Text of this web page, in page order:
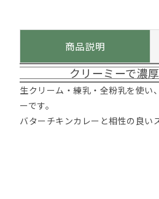
商品説明
クリーミーで濃
生クリーム・練乳・全粉乳を使い
ーです。
バターチキンカレーと相性の良い